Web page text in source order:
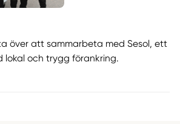
över att sammarbeta med Sesol, ett
lokal och trygg förankring.